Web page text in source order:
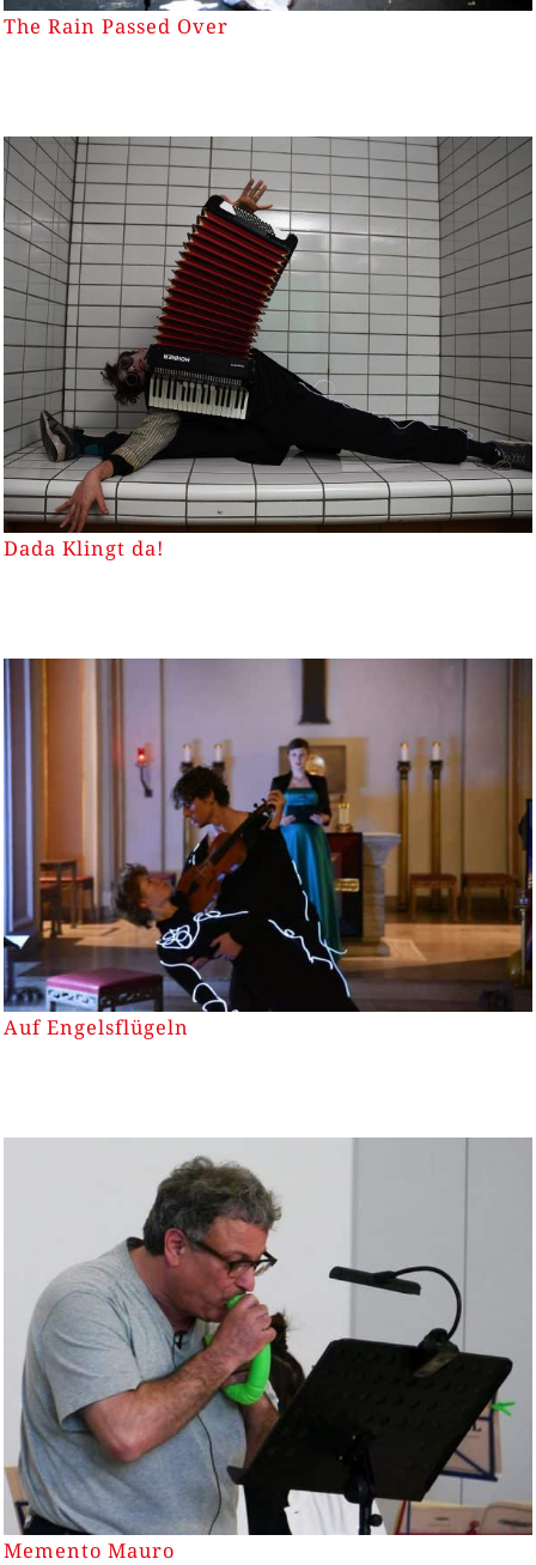
The Rain Passed Over
Dada Klingt da!
Auf Engelsflügeln
Memento Mauro